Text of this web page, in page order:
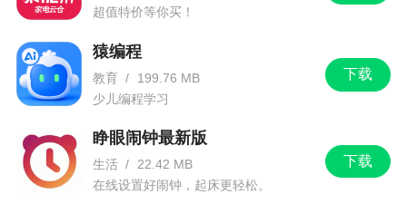
超值特价等你买！
下载
猿编程
教育 /
199.76 MB
少儿编程学习
下载
睁眼闹钟最新版
生活 / 22.42 MB
在线设置好闹钟，起床更轻松。